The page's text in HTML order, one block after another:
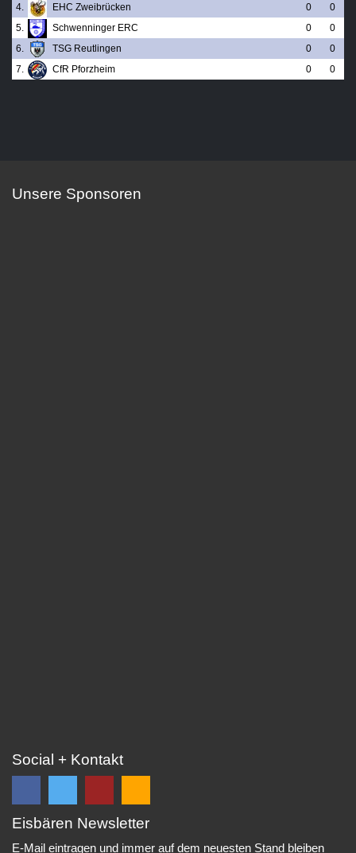
4.
EHC Zweibrücken 0
0
5.
Schwenninger ERC 0
0
6.
TSG Reutlingen 0
0
7.
CfR Pforzheim 0 0
Unsere Sponsoren
Social + Kontakt
Folge Folge EC
Falls
Eisbären Newsletter
E-Mail eintragen und immer auf dem neuesten Stand bleiben